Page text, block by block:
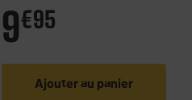
9€95
Ajouter au panier